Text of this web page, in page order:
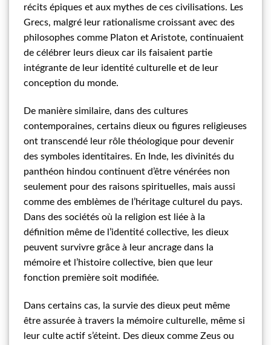
récits épiques et aux mythes de ces civilisations. Les
Grecs, malgré leur rationalisme croissant avec des
philosophes comme Platon et Aristote, continuaient
de célébrer leurs dieux car ils faisaient partie
intégrante de leur identité culturelle et de leur
conception du monde.
De manière similaire, dans des cultures
contemporaines, certains dieux ou figures religieuses
ont transcendé leur rôle théologique pour devenir
des symboles identitaires. En Inde, les divinités du
panthéon hindou continuent d’être vénérées non
seulement pour des raisons spirituelles, mais aussi
comme des emblèmes de l’héritage culturel du pays.
Dans des sociétés où la religion est liée à la
définition même de l’identité collective, les dieux
peuvent survivre grâce à leur ancrage dans la
mémoire et l’histoire collective, bien que leur
fonction première soit modifiée.
Dans certains cas, la survie des dieux peut même
être assurée à travers la mémoire culturelle, même si
leur culte actif s’éteint. Des dieux comme Zeus ou